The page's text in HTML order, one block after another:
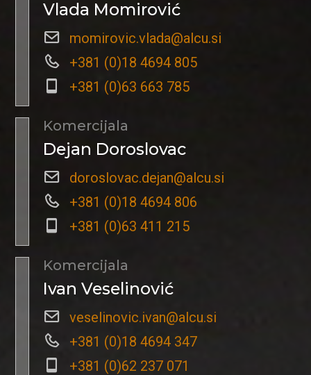
Vlada Momirović
momirovic.vlada@alcu.si
+381 (0)18 4694 805
+381 (0)63 663 785
Komercijala
Dejan Doroslovac
doroslovac.dejan@alcu.si
+381 (0)18 4694 806
+381 (0)63 411 215
Komercijala
Ivan Veselinović
veselinovic.ivan@alcu.si
+381 (0)18 4694 347
+381 (0)62 237 071